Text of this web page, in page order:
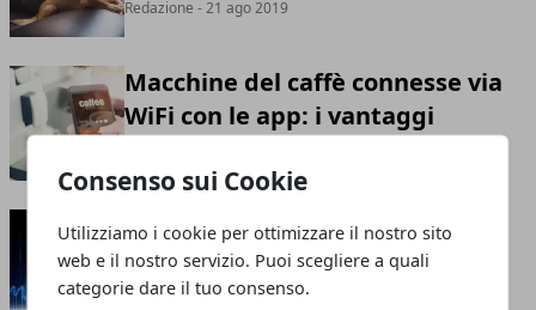
Consenso sui Cookie
Utilizziamo i cookie per ottimizzare il nostro sito
web e il nostro servizio. Puoi scegliere a quali
categorie dare il tuo consenso.
Redazione - 21 ago 2019
Macchine del caffè connesse via
WiFi con le app: i vantaggi
Tecnologia Criptovalute,
vantaggi e rischi per la
blockchain